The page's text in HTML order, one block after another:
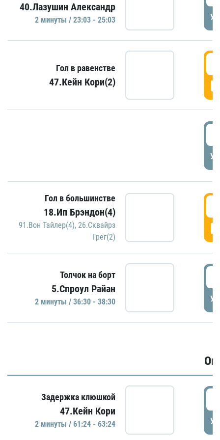
40.Лазушин Александр
2 минуты / 23:03 - 25:03
Гол в равенстве
47.Кейн Кори(2)
Гол в большинстве
18.Ип Брэндон(4)
91.Вон Тайлер(4), 26.Сквайрз
Грег(2)
Толчок на борт
5.Спроул Райан
2 минуты / 36:30 - 38:30
Задержка клюшкой
47.Кейн Кори
2 минуты / 61:24 - 63:24